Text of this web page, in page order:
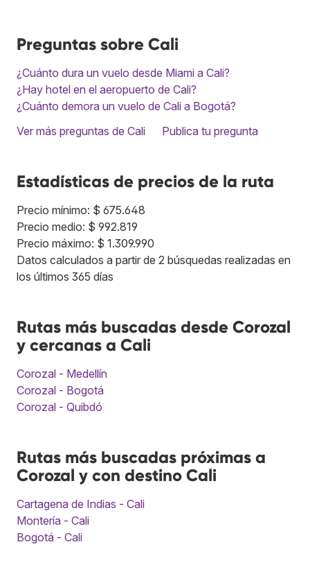
Preguntas sobre Cali
¿Cuánto dura un vuelo desde Miami a Cali?
¿Hay hotel en el aeropuerto de Cali?
¿Cuánto demora un vuelo de Cali a Bogotá?
Ver más preguntas de Cali
Publica tu pregunta
Estadísticas de precios de la ruta
Precio mínimo: $ 675.648
Precio medio: $ 992.819
Precio máximo: $ 1.309.990
Datos calculados a partir de 2 búsquedas realizadas en
los últimos 365 días
Rutas más buscadas desde Corozal
y cercanas a Cali
Corozal - Medellín
Corozal - Bogotá
Corozal - Quibdó
Rutas más buscadas próximas a
Corozal y con destino Cali
Cartagena de Indias - Cali
Montería - Cali
Bogotá - Cali